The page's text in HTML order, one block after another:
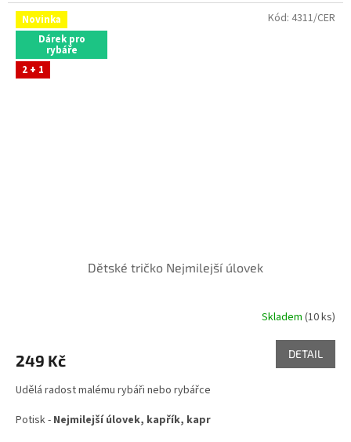
Novinka
Dárek pro
rybáře
2 + 1
Dětské tričko Nejmilejší úlovek
Skladem (10 ks)
249 Kč DETAIL
Udělá radost malému rybáři nebo rybářce
Potisk - Nejmilejší úlovek, kapřík, kapr
Kód: 4311/CER